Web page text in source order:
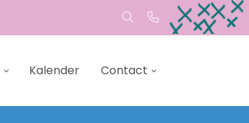
Kalender Contact